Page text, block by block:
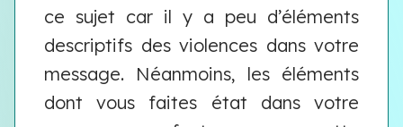
ce sujet car il y a peu d’éléments
descriptifs des violences dans votre
message. Néanmoins, les éléments
dont vous faites état dans votre